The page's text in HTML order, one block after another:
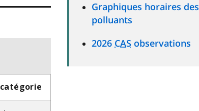
catégorie
Graphiques horaires des
polluants
2026 CAS observations